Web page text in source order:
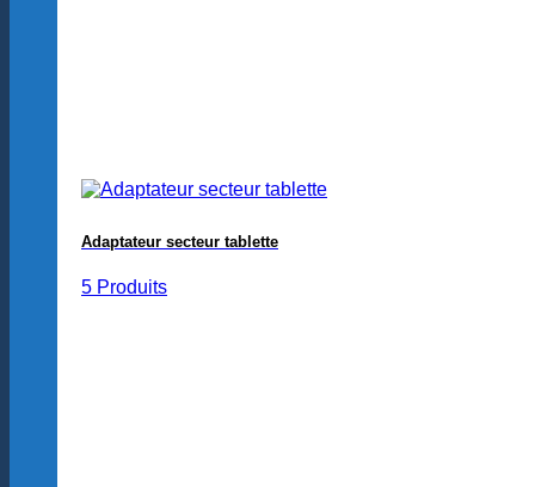
Adaptateur secteur tablette
5 Produits